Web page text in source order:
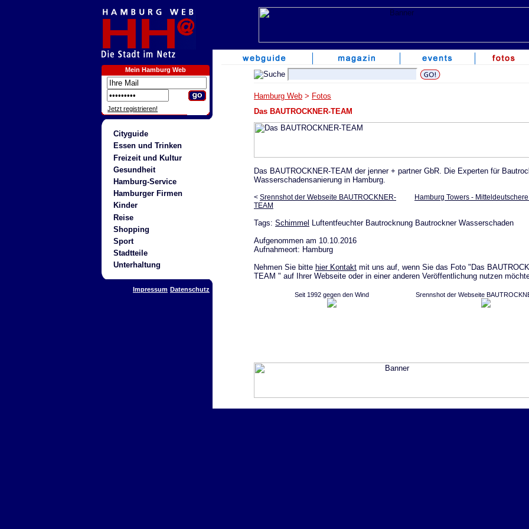
Mein Hamburg Web
Jetzt registrieren!
Cityguide
Essen und Trinken
Freizeit und Kultur
Gesundheit
Hamburg-Service
Hamburger Firmen
Kinder
Reise
Shopping
Sport
Stadtteile
Unterhaltung
Impressum Datenschutz
Hamburg Web > Fotos
Das BAUTROCKNER-TEAM
Das BAUTROCKNER-TEAM der jenner + partner GbR. Die Experten für
Wasserschadensanierung in Hamburg.
< Srennshot der Webseite BAUTROCKNER-
TEAM
Hamburg Towers -
Tags: Schimmel Luftentfeuchter Bautrocknung Bautrockner Wasserschaden
Aufgenommen am 10.10.2016
Aufnahmeort: Hamburg
Nehmen Sie bitte hier Kontakt mit uns auf, wenn Sie das Foto "Das
TEAM " auf Ihrer Webseite oder in einer anderen Veröffentlichung nutzen
Seit 1992 gegen den Wind Srennshot der Webseite